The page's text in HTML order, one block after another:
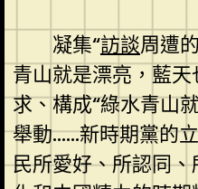
凝集“訪談周遭
青山就是漂亮，藍
求、構成“綠水青山
舉動……新時期黨的
民所愛好、所認同